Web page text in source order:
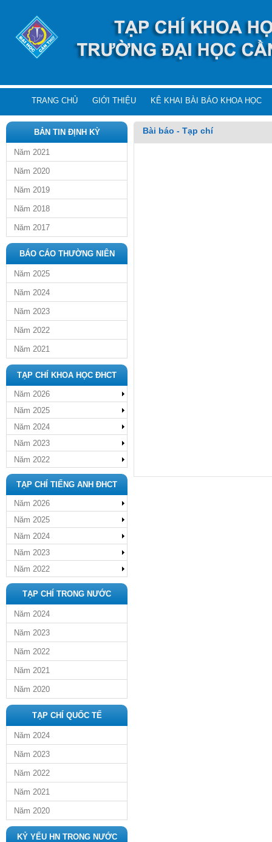
TRANG CHỦ GIỚI THIỆU KÊ KHAI BÀI BÁO KHOA HỌC
BẢN TIN ĐỊNH KỲ
Năm 2021
Năm 2020
Năm 2019
Năm 2018
Năm 2017
BÁO CÁO THƯỜNG NIÊN
Năm 2025
Năm 2024
Năm 2023
Năm 2022
Năm 2021
TẠP CHÍ KHOA HỌC ĐHCT
Năm 2026
Năm 2025
Năm 2024
Năm 2023
Năm 2022
TẠP CHÍ TIẾNG ANH ĐHCT
Năm 2026
Năm 2025
Năm 2024
Năm 2023
Năm 2022
TẠP CHÍ TRONG NƯỚC
Năm 2024
Năm 2023
Năm 2022
Năm 2021
Năm 2020
TẠP CHÍ QUỐC TẾ
Năm 2024
Năm 2023
Năm 2022
Năm 2021
Năm 2020
KỶ YẾU HN TRONG NƯỚC
Bài báo - Tạp chí